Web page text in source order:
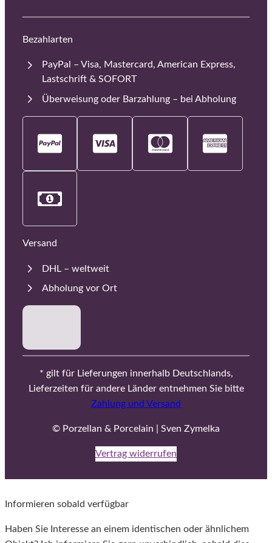
Bezahlarten
PayPal – Visa, Mastercard, American Express,
Lastschrift & SOFORT
Überweisung oder Barzahlung – bei Abholung
Versand
DHL – weltweit
Abholung vor Ort
* gilt für Lieferungen innerhalb Deutschlands,
Lieferzeiten für andere Länder entnehmen Sie bitte
Zahlung und Versand
© Porzellan & Porcelain | Sven Zymelka
Vertrag widerrufen
Informieren sobald verfügbar
Haben Sie Interesse an einem identischen oder ähnlichem